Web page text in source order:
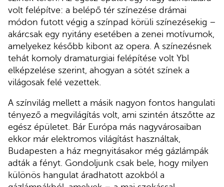
volt felépítve: a belépő tér színezése drámai
módon futott végig a színpad körüli színezésekig –
akárcsak egy nyitány esetében a zenei motívumok,
amelyekez később kibont az opera. A színezésnek
tehát komoly dramaturgiai felépítése volt Ybl
elképzelése szerint, ahogyan a sötét színek a
világosak felé vezettek.
A színvilág mellett a másik nagyon fontos hangulati
tényező a megvilágítás volt, ami szintén átszőtte az
egész épületet. Bár Európa más nagyvárosaiban
ekkor már elektromos világítást használtak,
Budapesten a ház megnyitásakor még gázlámpák
adták a fényt. Gondoljunk csak bele, hogy milyen
különös hangulat áradhatott azokból a